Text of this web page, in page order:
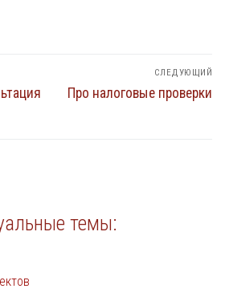
СЛЕДУЮЩИЙ
Следующий
Про налоговые проверки
темы: